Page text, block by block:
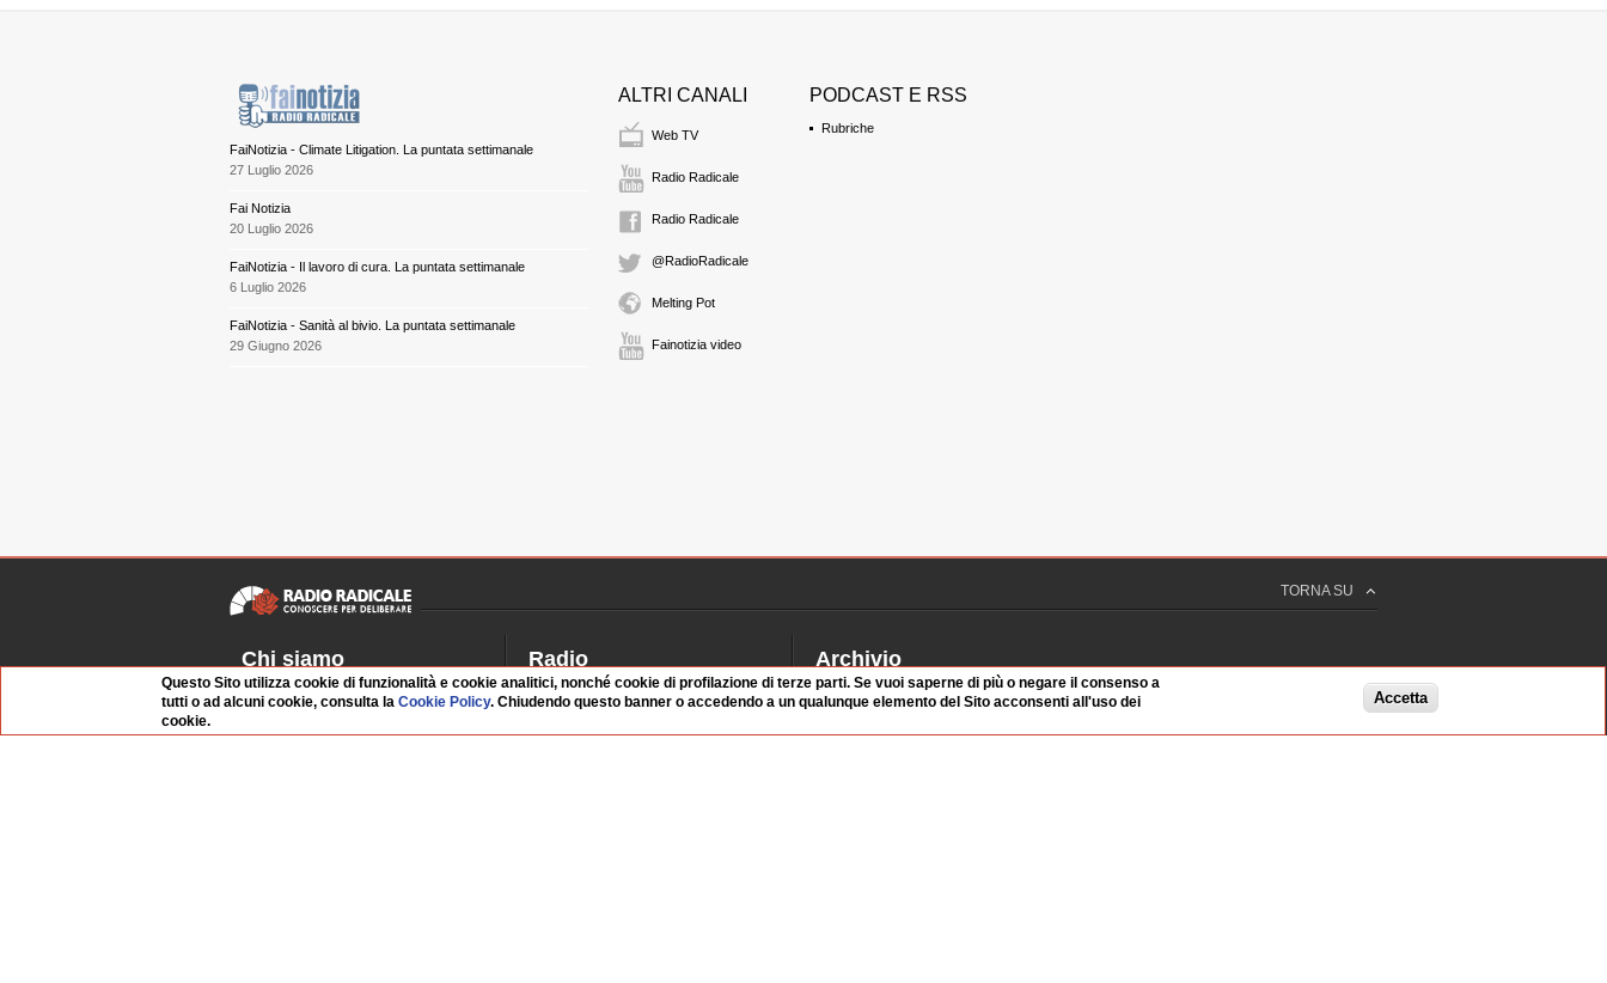
FaiNotizia - Climate Litigation. La puntata settimanale
27 Luglio 2026
Fai Notizia
20 Luglio 2026
FaiNotizia - Il lavoro di cura. La puntata settimanale
6 Luglio 2026
FaiNotizia - Sanità al bivio. La puntata settimanale
29 Giugno 2026
ALTRI CANALI
Web TV
Radio Radicale
Radio Radicale
@RadioRadicale
Melting Pot
Fainotizia video
PODCAST E RSS
Rubriche
TORNA SU
Chi siamo
Dossier Radio Radicale
Radio
Palinsesto
Archivio
Videoparlamento
Questo Sito utilizza cookie di funzionalità e cookie analitici, nonché cookie di profilazione di terze parti. Se vuoi saperne di più o negare il consenso a
tutti o ad alcuni cookie, consulta laCookie Policy. Chiudendo questo banner o accedendo a un qualunque elemento del Sito acconsenti all'uso dei
cookie.
Accetta